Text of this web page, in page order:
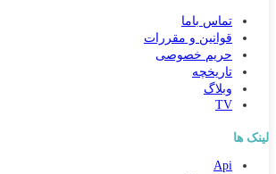
تماس باما
قوانین و مقررات
حریم خصوصی
تاریخچه
وبلاگ
TV
لینک ها
Api